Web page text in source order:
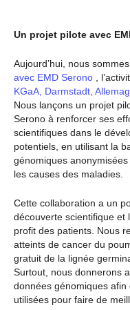
Un projet pilote avec
Aujourd’hui, nous
avec EMD Serono ,
KGaA, Darmstadt,
Nous lançons un projet
Serono à renforcer ses
scientifiques dans le
potentiels, en utilisant la
génomiques
les causes des maladies.
Cette collaboration a un
découverte scientifique et
profit des patients. Nous
atteints de cancer du
gratuit de la lignée
Surtout, nous donnerons
données génomiques afin
utilisées pour faire de